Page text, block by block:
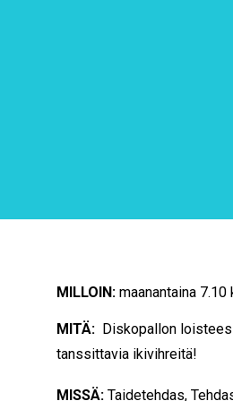
MILLOIN:maanantaina 7.10
MITÄ: Diskopallon
tanssittavia ikivihreitä!
MISSÄ:Taidetehdas,